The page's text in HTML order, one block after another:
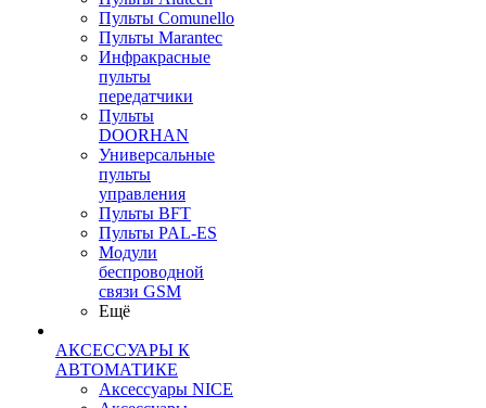
Пульты Сomunello
Пульты Marantec
Инфракрасные
пульты
передатчики
Пульты
DOORHAN
Универсальные
пульты
управления
Пульты BFT
Пульты PAL-ES
Модули
беспроводной
связи GSM
Ещё
АКСЕССУАРЫ К
АВТОМАТИКЕ
Аксессуары NICE